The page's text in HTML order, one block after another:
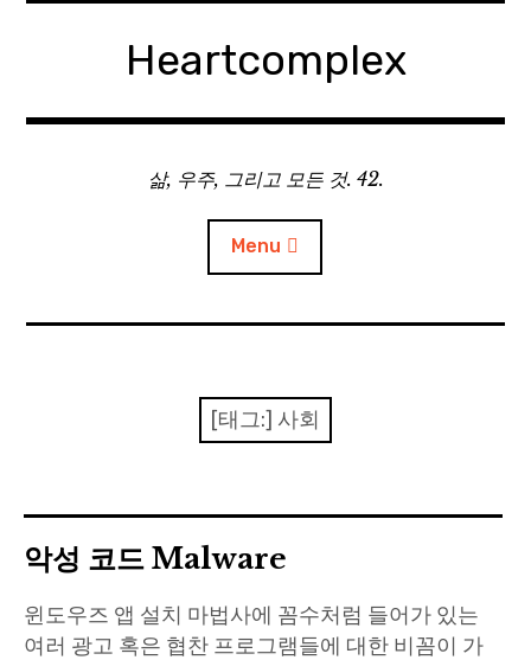
Heartcomplex
삶, 우주, 그리고 모든 것. 42.
Menu
Private Military Manager: Tactical Auto Battler
GOTYS
Paper Star Fighters
Homemade Studio
[태그:] 사회
악성 코드 Malware
윈도우즈 앱 설치 마법사에 꼼수처럼 들어가 있는
여러 광고 혹은 협찬 프로그램들에 대한 비꼼이 가